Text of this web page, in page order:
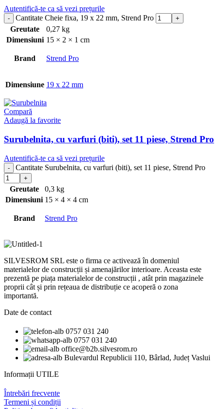
Autentifică-te ca să vezi prețurile
Cantitate Cheie fixa, 19 x 22 mm, Strend Pro
Greutate
0,27 kg
Dimensiuni 15 × 2 × 1 cm
Brand Strend Pro
Dimensiune 19 x 22 mm
Compară
Adaugă la favorite
Surubelnita, cu varfuri (biti), set 11 piese, Strend Pro
Autentifică-te ca să vezi prețurile
Cantitate Surubelnita, cu varfuri (biti), set 11 piese, Strend Pro
Greutate
0,3 kg
Dimensiuni 15 × 4 × 4 cm
Brand Strend Pro
SILVESROM SRL este o firma ce activează în domeniul
materialelor de construcții și amenajărilor interioare. Aceasta este
prezentă pe piața materialelor de construcții , atât prin magazinele
proprii cât și prin rețeaua de distribuție ce acoperă o zona
importantă.
Date de contact
0757 031 240
0757 031 240
office@b2b.silvesrom.ro
Bulevardul Republicii 110, Bârlad, Județ Vaslui
Informații UTILE
Întrebări frecvente
Termeni și condiții